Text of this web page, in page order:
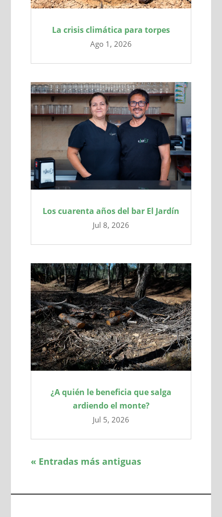
La crisis climática para torpes
Ago 1, 2026
Los cuarenta años del bar El Jardín
Jul 8, 2026
¿A quién le beneficia que salga
ardiendo el monte?
Jul 5, 2026
« Entradas más antiguas